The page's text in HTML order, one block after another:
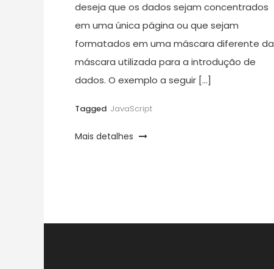
deseja que os dados sejam concentrados
em uma única página ou que sejam
formatados em uma máscara diferente da
máscara utilizada para a introdução de
dados. O exemplo a seguir […]
Tagged JavaScript
Mais detalhes